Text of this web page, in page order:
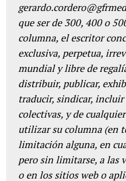
que ser de 300, 400 o
columna, el escritor
exclusiva, perpetua,
mundial y libre de
distribuir, publicar,
traducir, sindicar,
colectivas, y de
utilizar su columna (en
limitación alguna, en
pero sin limitarse, a las
o en los sitios web o